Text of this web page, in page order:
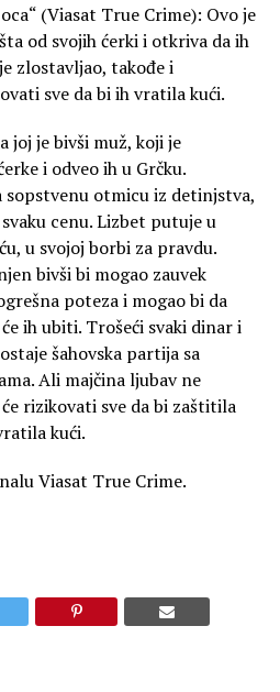
(Viasat True Crime): Ovo je
od svojih ćerki i otkriva da ih
zlostavljao, takođe i
sve da bi ih vratila kući.
joj je bivši muž, koji je
i odveo ih u Grčku.
sopstvenu otmicu iz detinjstva,
cenu. Lizbet putuje u
u svojoj borbi za pravdu.
bivši bi mogao zauvek
poteza i mogao bi da
ih ubiti. Trošeći svaki dinar i
šahovska partija sa
Ali majčina ljubav ne
rizikovati sve da bi zaštitila
kući.
Viasat True Crime.